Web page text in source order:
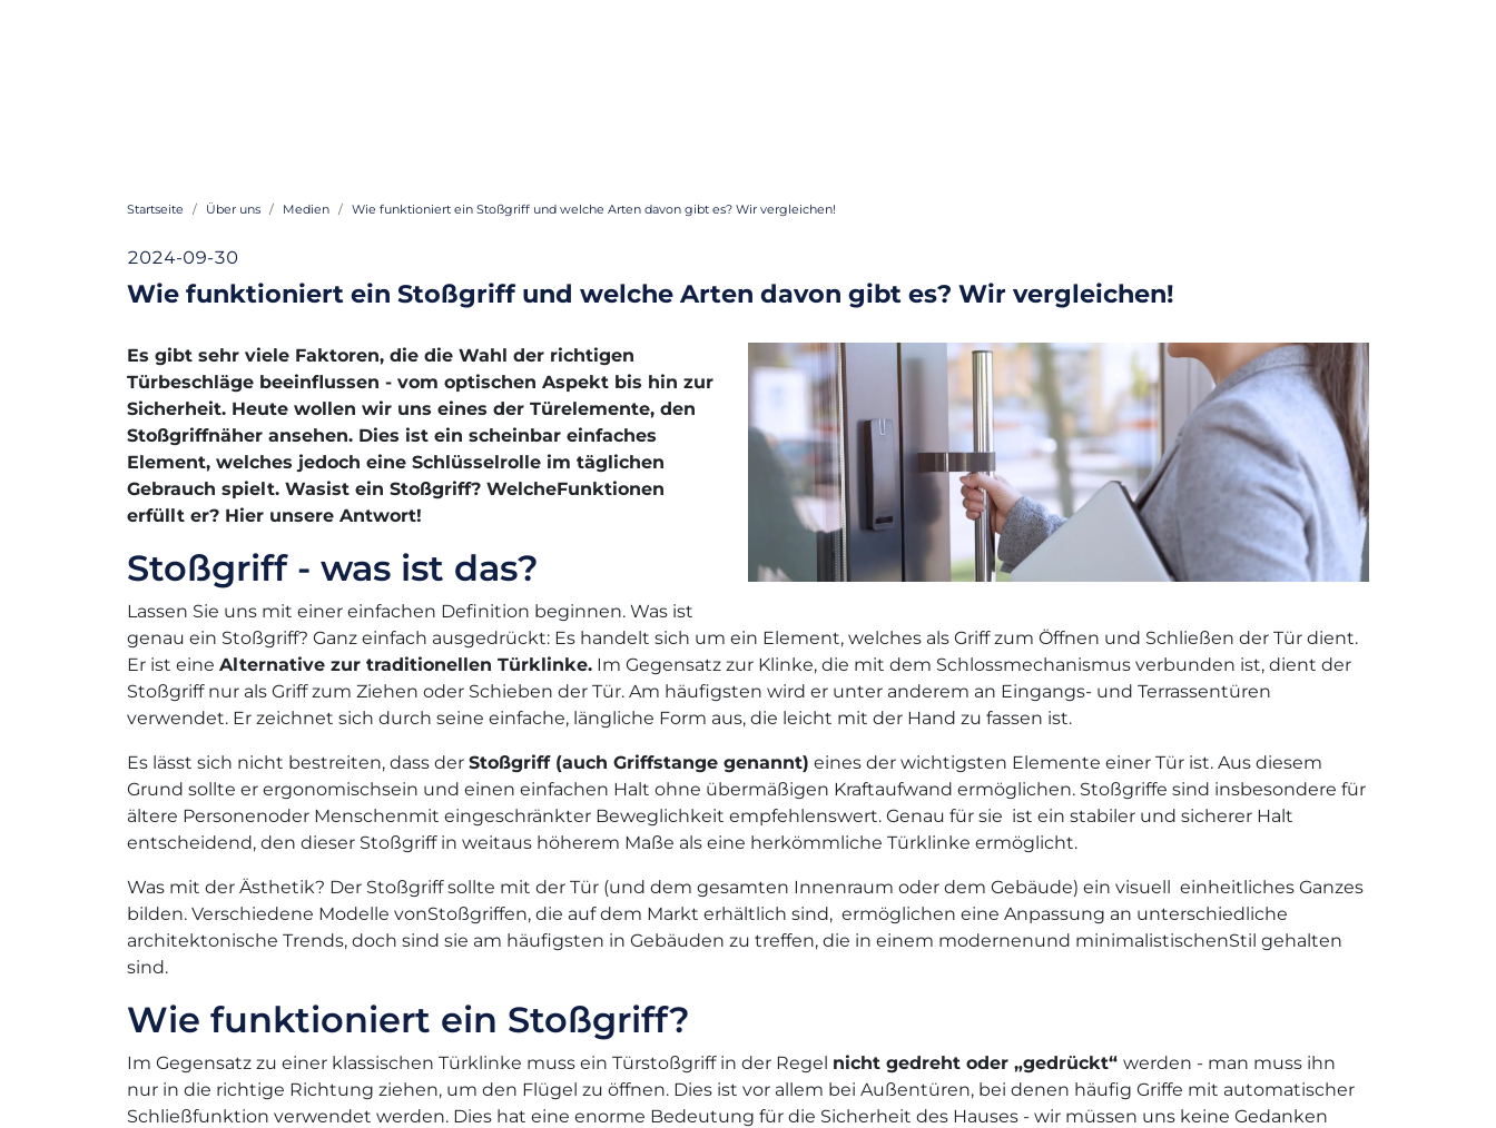
Startseite Über uns Medien Wie funktioniert ein Stoßgriff und welche Arten davon gibt es? Wir vergleichen!
2024-09-30
Wie funktioniert ein Stoßgriff und welche Arten davon gibt es? Wir vergleichen!
Es gibt sehr viele Faktoren, die die Wahl der richtigen
Türbeschläge beeinflussen - vom optischen Aspekt bis hin zur
Sicherheit. Heute wollen wir uns eines der Türelemente, den
Stoßgriffnäher ansehen. Dies ist ein scheinbar einfaches
Element, welches jedoch eine Schlüsselrolle im täglichen
Gebrauch spielt. Wasist ein Stoßgriff? WelcheFunktionen
erfüllt er? Hier unsere Antwort!
Stoßgriff - was ist das?
Lassen Sie uns mit einer einfachen Definition beginnen. Was ist
genau ein Stoßgriff? Ganz einfach ausgedrückt: Es handelt sich um ein Element, welches als Griff zum Öffnen und Schließen der Tür dient.
Er ist eine Alternative zur traditionellen Türklinke. Im Gegensatz zur Klinke, die mit dem Schlossmechanismus verbunden ist, dient der
Stoßgriff nur als Griff zum Ziehen oder Schieben der Tür. Am häufigsten wird er unter anderem an Eingangs- und Terrassentüren
verwendet. Er zeichnet sich durch seine einfache, längliche Form aus, die leicht mit der Hand zu fassen ist.
Es lässt sich nicht bestreiten, dass der Stoßgriff (auch Griffstange genannt) eines der wichtigsten Elemente einer Tür ist. Aus diesem
Grund sollte er ergonomischsein und einen einfachen Halt ohne übermäßigen Kraftaufwand ermöglichen. Stoßgriffe sind insbesondere für
ältere Personenoder Menschenmit eingeschränkter Beweglichkeit empfehlenswert. Genau für sie ist ein stabiler und sicherer Halt
entscheidend, den dieser Stoßgriff in weitaus höherem Maße als eine herkömmliche Türklinke ermöglicht.
Was mit der Ästhetik? Der Stoßgriff sollte mit der Tür (und dem gesamten Innenraum oder dem Gebäude) ein visuell einheitliches Ganzes
bilden. Verschiedene Modelle vonStoßgriffen, die auf dem Markt erhältlich sind, ermöglichen eine Anpassung an unterschiedliche
architektonische Trends, doch sind sie am häufigsten in Gebäuden zu treffen, die in einem modernenund minimalistischenStil gehalten
sind.
Wie funktioniert ein Stoßgriff?
Im Gegensatz zu einer klassischen Türklinke muss ein Türstoßgriff in der Regel nicht gedreht oder „gedrückt“ werden - man muss ihn
nur in die richtige Richtung ziehen, um den Flügel zu öffnen. Dies ist vor allem bei Außentüren, bei denen häufig Griffe mit automatischer
Schließfunktion verwendet werden. Dies hat eine enorme Bedeutung für die Sicherheit des Hauses - wir müssen uns keine Gedanken